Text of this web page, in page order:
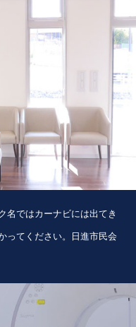
名ではカーナビには出てき
ってください。日進市民会